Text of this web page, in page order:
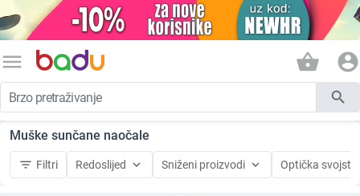
menu shopping_basket account_circle
search
Muške sunčane naočale
filter_list Filtri Redoslijed keyboard_arrow_down Sniženi proizvodi keyboard_arrow_down Optička